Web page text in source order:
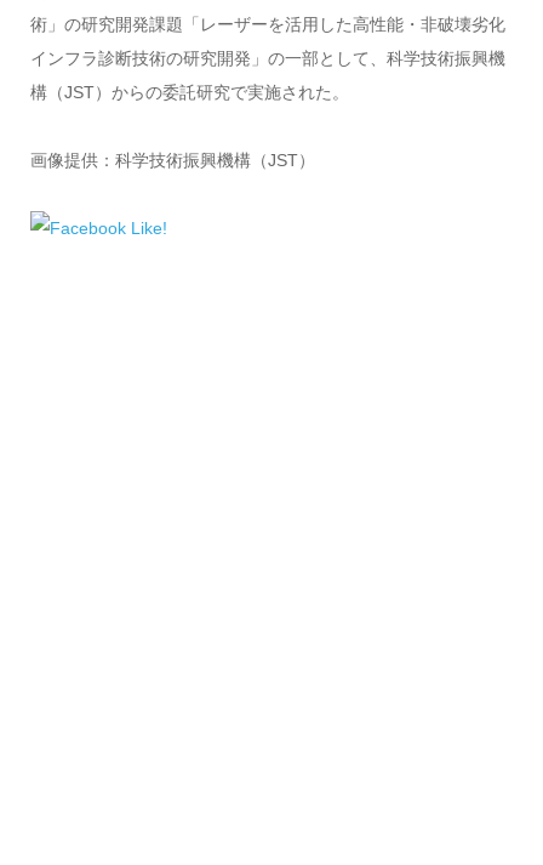
術」の研究開発課題「レーザーを活用した高性能・非破壊劣化
インフラ診断技術の研究開発」の一部として、科学技術振興機
構（JST）からの委託研究で実施された。
画像提供：科学技術振興機構（JST）